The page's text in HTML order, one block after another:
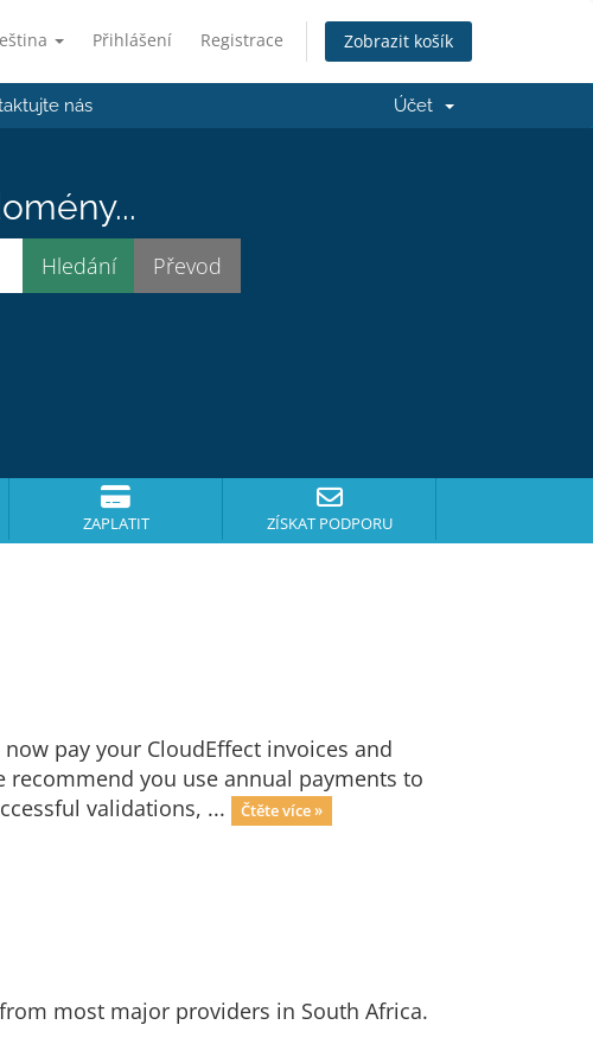
Přihlášení Registrace Zobrazit košík
nás Účet
ZAPLATIT ZÍSKAT PODPORU
now pay your CloudEffect invoices and
recommend you use annual payments to
validations, ...
Čtěte více »
from most major providers in South Africa.